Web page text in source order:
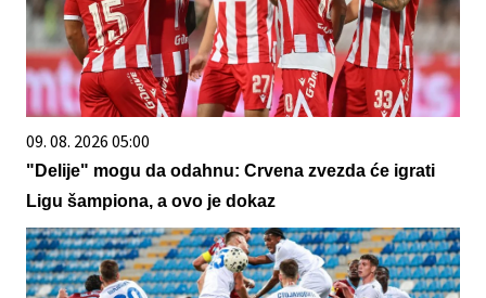
09. 08. 2026 05:00
"Delije" mogu da odahnu: Crvena zvezda će igrati
Ligu šampiona, a ovo je dokaz